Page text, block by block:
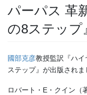
パーパス 革
の8ステップ
國部克彦教授監訳『ハ
ステップ』が出版されま
ロバート・E・クイン（